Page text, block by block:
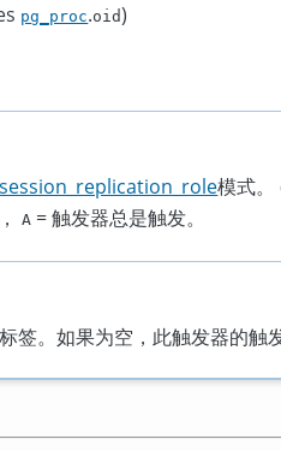
pg_proc.oid)
session_replication_role模式。
A = 触发器总是触发。
签。如果为空，此触发器的触